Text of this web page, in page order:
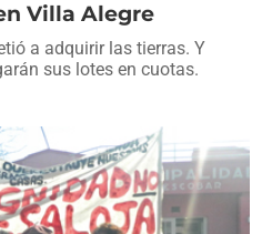
Villa Alegre
a adquirir las tierras. Y
sus lotes en cuotas.